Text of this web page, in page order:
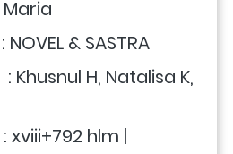
Maria
& SASTRA
Khusnul H, Natalisa K,
xviii+792 hlm |